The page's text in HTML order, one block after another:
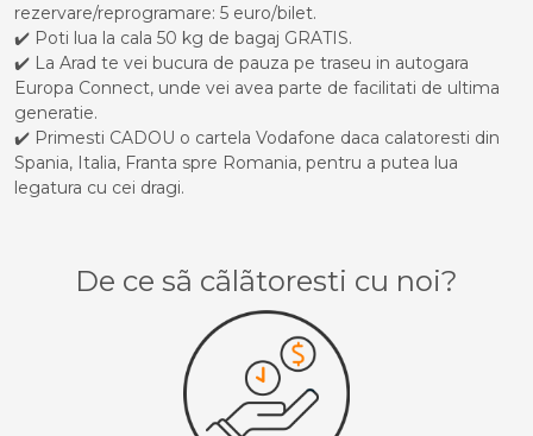
rezervare/reprogramare: 5 euro/bilet.
✔️ Poti lua la cala 50 kg de bagaj GRATIS.
✔️ La Arad te vei bucura de pauza pe traseu in autogara
Europa Connect, unde vei avea parte de facilitati de ultima
generatie.
✔️ Primesti CADOU o cartela Vodafone daca calatoresti din
Spania, Italia, Franta spre Romania, pentru a putea lua
legatura cu cei dragi.
De ce sã cãlãtoresti cu noi?